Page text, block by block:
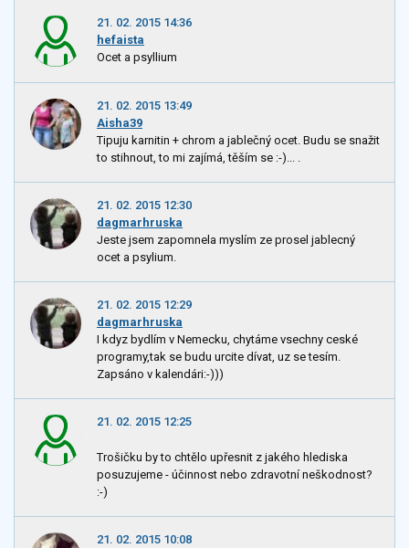
21. 02. 2015 14:36
hefaista
Ocet a psyllium
21. 02. 2015 13:49
Aisha39
Tipuju karnitin + chrom a jablečný ocet. Budu se snažit
to stihnout, to mi zajímá, těším se :-)... .
21. 02. 2015 12:30
dagmarhruska
Jeste jsem zapomnela myslím ze prosel jablecný
ocet a psylium.
21. 02. 2015 12:29
dagmarhruska
I kdyz bydlím v Nemecku, chytáme vsechny ceské
programy,tak se budu urcite dívat, uz se tesím.
Zapsáno v kalendári:-)))
21. 02. 2015 12:25
Trošičku by to chtělo upřesnit z jakého hlediska
posuzujeme - účinnost nebo zdravotní neškodnost?
:-)
21. 02. 2015 10:08